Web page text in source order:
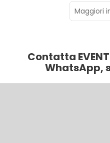
Maggiori
Contatta
WhatsApp,